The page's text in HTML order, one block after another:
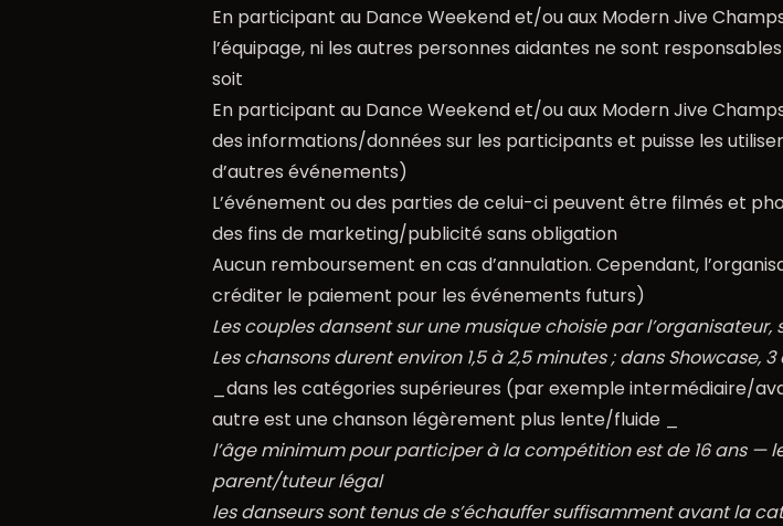
En participant au Dance Weekend et/ou aux Modern Jive
l’équipage, ni les autres personnes aidantes ne sont
soit
En participant au Dance Weekend et/ou aux Modern Jive
des informations/données sur les participants et puisse les
d’autres événements)
L’événement ou des parties de celui-ci peuvent être filmés et
des fins de marketing/publicité sans obligation
Aucun remboursement en cas d’annulation. Cependant,
créditer le paiement pour les événements futurs)
Les couples dansent sur une musique choisie par l’organisateur,
Les chansons durent environ 1,5 à 2,5 minutes ; dans Showcase,
_dans les catégories supérieures (par exemple intermédiaire/
autre est une chanson légèrement plus lente/fluide _
l’âge minimum pour participer à la compétition est de 16 ans —
parent/tuteur légal
les danseurs sont tenus de s’échauffer suffisamment avant la